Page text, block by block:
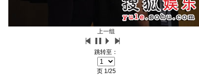
上一组
跳转至：
页 1/25